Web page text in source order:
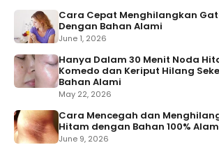
Cara Cepat Menghilangkan
Dengan Bahan Alami
June 1, 2026
Hanya Dalam 30 Menit Noda
Komedo dan Keriput Hilang
Bahan Alami
May 22, 2026
Cara Mencegah dan
Hitam dengan Bahan 100%
June 9, 2026